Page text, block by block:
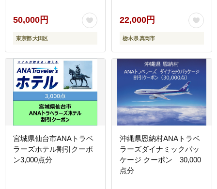
50,000円
東京都 大田区
無料
22,000円
栃木県 真岡市
宮城県仙台市ANAトラベ
ラーズホテル割引クーポ
ン3,000点分
沖縄県恩納村ANAトラベ
ラーズダイナミックパッ
ケージ クーポン 30,000
点分